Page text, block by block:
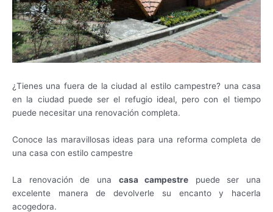
¿Tienes una fuera de la ciudad al estilo campestre? una casa
en la ciudad puede ser el refugio ideal, pero con el tiempo
puede necesitar una renovación completa.
Conoce las maravillosas ideas para una reforma completa de
una casa con estilo campestre
La renovación de una casa campestre puede ser una
excelente manera de devolverle su encanto y hacerla
acogedora.